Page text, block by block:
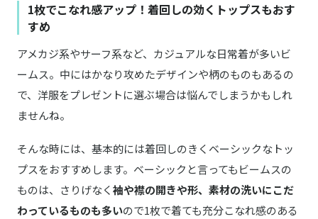
1枚でこなれ感アップ！着回しの効くトップスもおす
すめ
アメカジ系やサーフ系など、カジュアルな日常着が多いビ
ームス。中にはかなり攻めたデザインや柄のものもあるの
で、洋服をプレゼントに選ぶ場合は悩んでしまうかもしれ
ませんね。
そんな時には、基本的には着回しのきくベーシックなトッ
プスをおすすめします。ベーシックと言ってもビームスの
ものは、さりげなく袖や襟の開きや形、素材の洗いにこだ
わっているものも多いので1枚で着ても充分こなれ感のある